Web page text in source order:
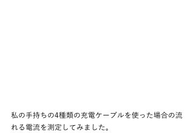
私の手持ちの4種類の充電ケーブルを使った場合の流
れる電流を測定してみました。